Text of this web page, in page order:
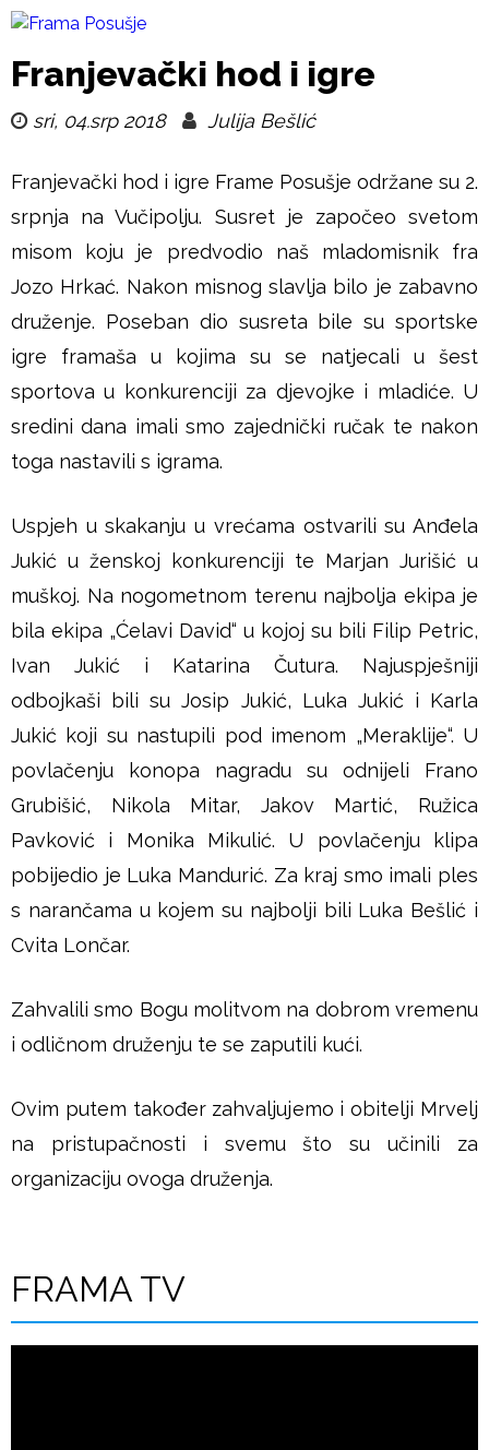
Skoči
glavni
sadržaj
F
r
a
m
a
P
o
s
u
š
e
Franjevački hod i igre
sri, 04.srp 2018 Julija Bešlić
Franjevački hod i igre Frame Posušje održane su 2.
srpnja na Vučipolju. Susret je započeo svetom
misom koju je predvodio naš mladomisnik fra
Jozo Hrkać. Nakon misnog slavlja bilo je zabavno
druženje. Poseban dio susreta bile su sportske
igre framaša u kojima su se natjecali u šest
sportova u konkurenciji za djevojke i mladiće. U
sredini dana imali smo zajednički ručak te nakon
toga nastavili s igrama.
Uspjeh u skakanju u vrećama ostvarili su Anđela
Jukić u ženskoj konkurenciji te Marjan Jurišić u
muškoj. Na nogometnom terenu najbolja ekipa je
bila ekipa „Ćelavi David“ u kojoj su bili Filip Petric,
Ivan Jukić i Katarina Čutura. Najuspješniji
odbojkaši bili su Josip Jukić, Luka Jukić i Karla
Jukić koji su nastupili pod imenom „Meraklije“. U
povlačenju konopa nagradu su odnijeli Frano
Grubišić, Nikola Mitar, Jakov Martić, Ružica
Pavković i Monika Mikulić. U povlačenju klipa
pobijedio je Luka Mandurić. Za kraj smo imali ples
s narančama u kojem su najbolji bili Luka Bešlić i
Cvita Lončar.
Zahvalili smo Bogu molitvom na dobrom vremenu
i odličnom druženju te se zaputili kući.
Ovim putem također zahvaljujemo i obitelji Mrvelj
na pristupačnosti i svemu što su učinili za
organizaciju ovoga druženja.
FRAMA TV